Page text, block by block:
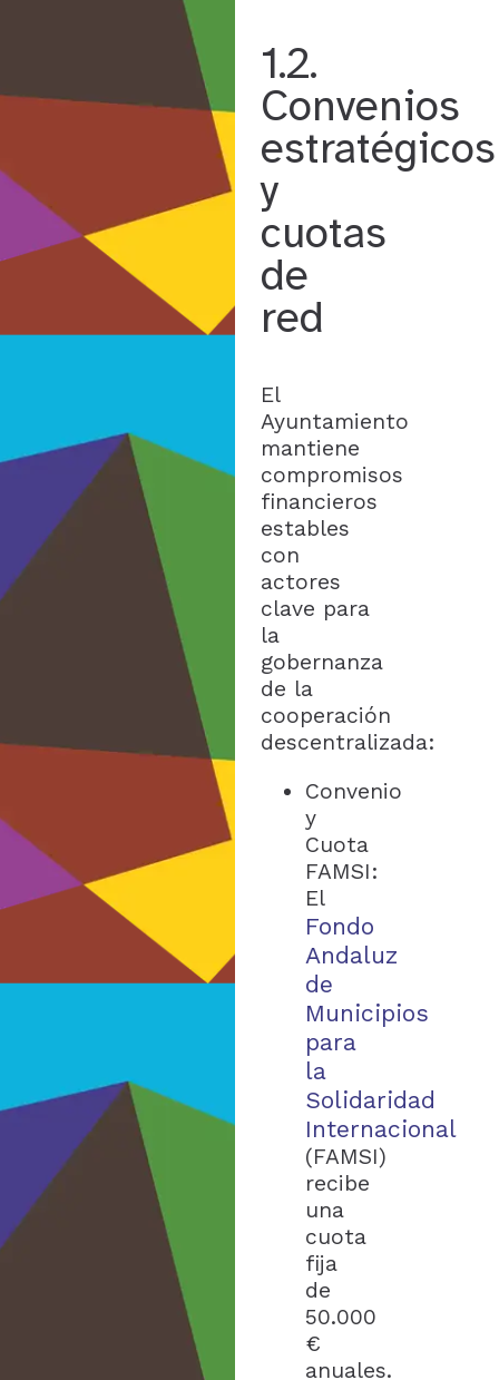
1.2.
Convenios
estratégicos
y
cuotas
de
red
El
Ayuntamiento
mantiene
compromisos
financieros
estables
con
actores
clave para
la
gobernanza
de la
cooperación
descentralizada:
Convenio
y
Cuota
FAMSI:
El
Fondo
Andaluz
de
Municipios
para
la
Solidaridad
Internacional
(FAMSI)
recibe
una
cuota
fija
de
50.000
€
anuales.